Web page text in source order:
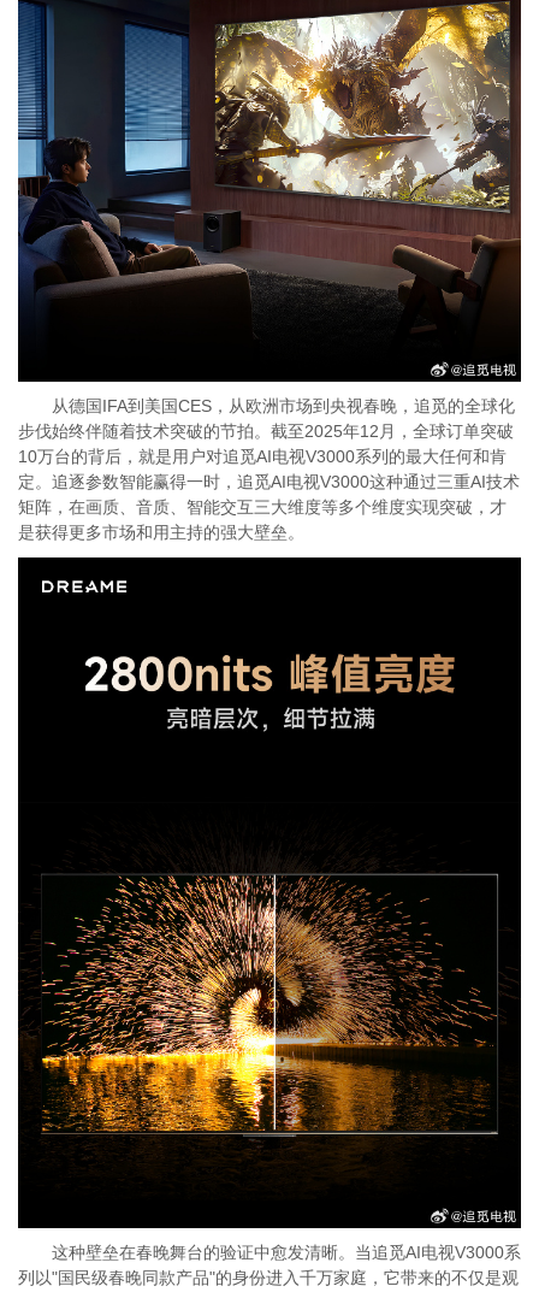
从德国IFA到美国CES，从欧洲市场到央视春晚，追觅的全球化
步伐始终伴随着技术突破的节拍。截至2025年12月，全球订单突破
10万台的背后，就是用户对追觅AI电视V3000系列的最大任何和肯
定。追逐参数智能赢得一时，追觅AI电视V3000这种通过三重AI技术
矩阵，在画质、音质、智能交互三大维度等多个维度实现突破，才
是获得更多市场和用主持的强大壁垒。
这种壁垒在春晚舞台的验证中愈发清晰。当追觅AI电视V3000系
列以"国民级春晚同款产品"的身份进入千万家庭，它带来的不仅是观